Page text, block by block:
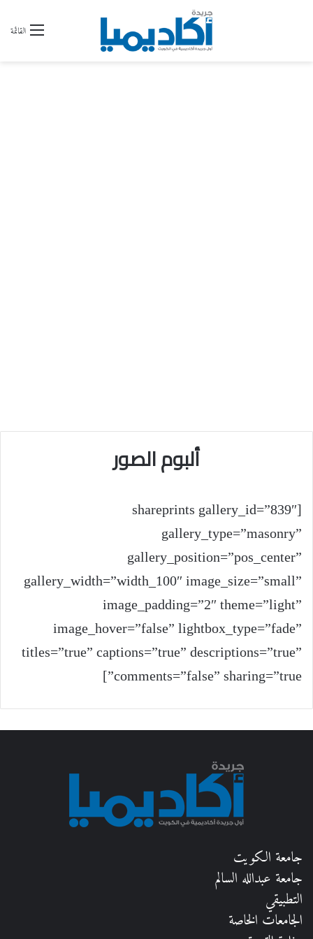
القائمة
ألبوم الصور
[shareprints gallery_id=”839″
gallery_type=”masonry”
gallery_position=”pos_center”
gallery_width=”width_100″ image_size=”small”
image_padding=”2″ theme=”light”
image_hover=”false” lightbox_type=”fade”
titles=”true” captions=”true” descriptions=”true”
comments=”false” sharing=”true”]
جامعة الكويت
جامعة عبدالله السالم
التطبيقي
الجامعات الخاصة